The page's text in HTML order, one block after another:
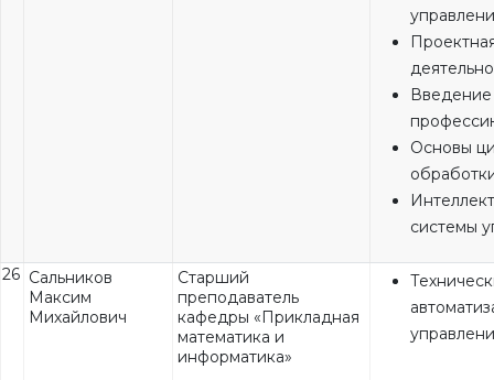
Введение
Основы
системы
26 Сальников
Максим
Михайлович
Старший
преподаватель
кафедры «Прикладная
математика и
информатика»